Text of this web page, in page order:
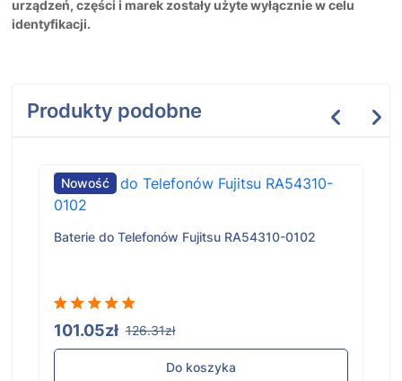
urządzeń, części i marek zostały użyte wyłącznie w celu
identyfikacji.
Produkty podobne
Nowość
Baterie do Telefonów Fujitsu RA54310-0102
101.05zł 126.31zł
Do koszyka